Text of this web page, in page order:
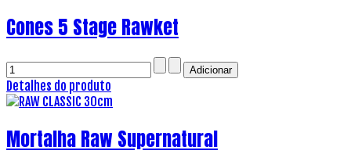
Cones 5 Stage Rawket
Detalhes do produto
Mortalha Raw Supernatural